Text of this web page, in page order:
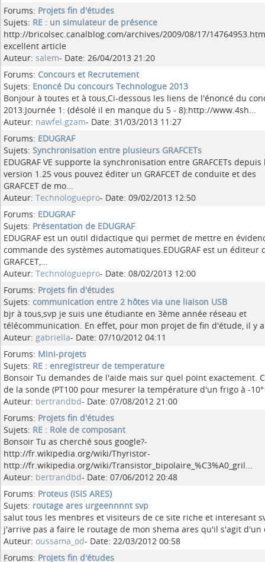
Forums: Projets fin d'études
Sujets: RE : un simulateur de présence
http://bricolsec.canalblog.com/archives/2009/08/17/
excellent article
Auteur: salem- Date: 26/04/2013 21:20
Forums: Concours et Recrutement
Sujets: Enoncé Du concours Technologue 2013
Bonjour à toutes et à tous,Ci-dessous les liens de l'énoncé du
2013:Journée 1: (désolé il en manque du 5 - 8):http://www.4sh...
Auteur: nawfel.gzam- Date: 31/03/2013 11:27
Forums: EDUGRAF
Sujets: Synchronisation entre plusieurs GRAFCETs
EDUGRAF VE supporte la synchronisation entre GRAFCETs depuis
version 1.25 vous pouvez éditer un GRAFCET de conduite et des
GRAFCET de mo...
Auteur: Technologuepro- Date: 09/02/2013 12:50
Forums: EDUGRAF
Sujets: Présentation de EDUGRAF
EDUGRAF est un outil didactique qui permet de mettre en
commande des systèmes automatiques.EDUGRAF est un éditeur
GRAFCET,...
Auteur: Technologuepro- Date: 08/02/2013 12:00
Forums: Projets fin d'études
Sujets: communication entre 2 hôtes via une liaison USB
bjr à tous,svp je suis une étudiante en 3ème année réseau et
télécommunication. En effet, pour mon projet de fin d'étude, il y
Auteur: gabriella- Date: 07/10/2012 04:11
Forums: Mini-projets
Sujets: RE : enregistreur de temperature
Bonsoir Tu demandes de l'aide mais sur quel point exactement.
de la sonde (PT100 pour mesurer la température d'un frigo à -10°
Auteur: bertrandbd- Date: 07/08/2012 21:00
Forums: Projets fin d'études
Sujets: RE : Role de composant
Bonsoir Tu as cherché sous google?-
http://fr.wikipedia.org/wiki/Thyristor-
http://fr.wikipedia.org/wiki/Transistor_bipolaire_%C3%A0_gril...
Auteur: bertrandbd- Date: 07/06/2012 20:48
Forums: Proteus (ISIS ARES)
Sujets: routage ares urgeennnnt svp
salut tous les menbres et visiteurs de ce site riche et interesant
j'arrive pas a faire le routage de mon shema ares qu'il s'agit d'un
Auteur: oussama_od- Date: 22/03/2012 00:58
Forums: Projets fin d'études